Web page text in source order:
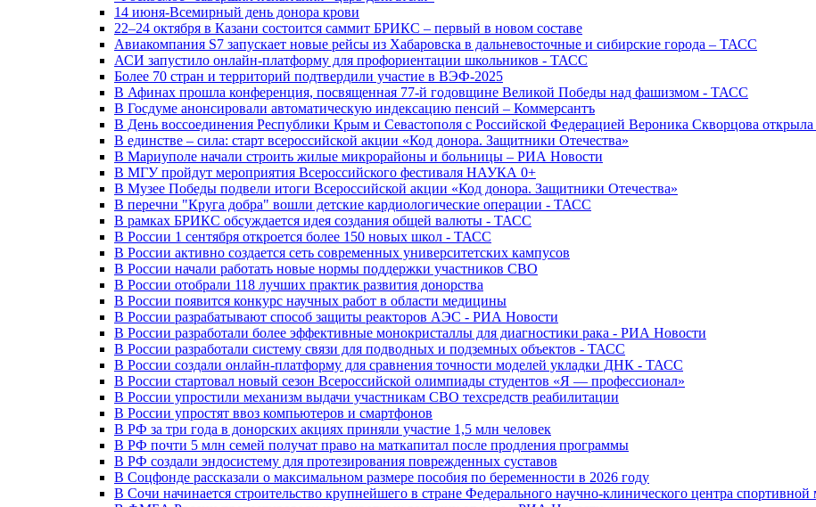
14 июня-Всемирный день донора крови
22–24 октября в Казани состоится саммит БРИКС – первый в новом составе
Авиакомпания S7 запускает новые рейсы из Хабаровска в дальневосточные и сибирские города – ТАСС
АСИ запустило онлайн-платформу для профориентации школьников - ТАСС
Более 70 стран и территорий подтвердили участие в ВЭФ-2025
В Афинах прошла конференция, посвященная 77-й годовщине Великой Победы над фашизмом - ТАСС
В Госдуме анонсировали автоматическую индексацию пенсий – Коммерсантъ
В День воссоединения Республики Крым и Севастополя с Российской Федерацией Вероника Скворцова открыла
В единстве – сила: старт всероссийской акции «Код донора. Защитники Отечества»
В Мариуполе начали строить жилые микрорайоны и больницы – РИА Новости
В МГУ пройдут мероприятия Всероссийского фестиваля НАУКА 0+
В Музее Победы подвели итоги Всероссийской акции «Код донора. Защитники Отечества»
В перечни "Круга добра" вошли детские кардиологические операции - ТАСС
В рамках БРИКС обсуждается идея создания общей валюты - ТАСС
В России 1 сентября откроется более 150 новых школ - ТАСС
В России активно создается сеть современных университетских кампусов
В России начали работать новые нормы поддержки участников СВО
В России отобрали 118 лучших практик развития донорства
В России появится конкурс научных работ в области медицины
В России разрабатывают способ защиты реакторов АЭС - РИА Новости
В России разработали более эффективные монокристаллы для диагностики рака - РИА Новости
В России разработали систему связи для подводных и подземных объектов - ТАСС
В России создали онлайн-платформу для сравнения точности моделей укладки ДНК - ТАСС
В России стартовал новый сезон Всероссийской олимпиады студентов «Я — профессионал»
В России упростили механизм выдачи участникам СВО техсредств реабилитации
В России упростят ввоз компьютеров и смартфонов
В РФ за три года в донорских акциях приняли участие 1,5 млн человек
В РФ почти 5 млн семей получат право на маткапитал после продления программы
В РФ создали эндосистему для протезирования поврежденных суставов
В Соцфонде рассказали о максимальном размере пособия по беременности в 2026 году
В Сочи начинается строительство крупнейшего в стране Федерального научно-клинического центра